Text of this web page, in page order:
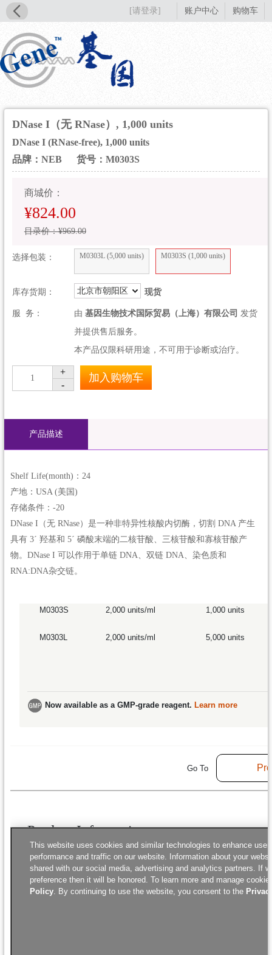
[请登录] 账户中心 购物车
DNase I（无 RNase）, 1,000 units
DNase I (RNase-free), 1,000 units
品牌：NEB
货号：M0303S
商城价：
¥824.00
目录价：¥969.00
选择包装： M0303L (5,000 units) M0303S (1,000 units)
库存货期： 北京市朝阳区 现货
服 务： 由 基因生物技术国际贸易（上海）有限公司 发货
并提供售后服务。
本产品仅限科研用途，不可用于诊断或治疗。
1
+
-
加入购物车
产品描述
Shelf Life(month)：24
产地：USA (美国)
存储条件：-20
DNase I（无 RNase）是一种非特异性核酸内切酶，切割 DNA 产生
具有 3´ 羟基和 5´ 磷酸末端的二核苷酸、三核苷酸和寡核苷酸产
物。DNase I 可以作用于单链 DNA、双链 DNA、染色质和
RNA:DNA杂交链。